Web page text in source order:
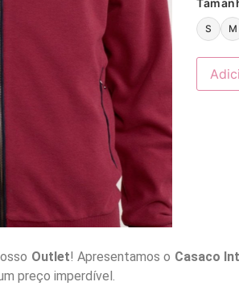
S M
Outlet! Apresentamos o Casaco
preço imperdível.